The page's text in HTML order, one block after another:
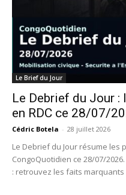
Le Brief du Jour
Le Debrief du Jour
en RDC ce 28/07/
Cédric Botela - 28 juillet 2026
Le Debrief du Jour résume
CongoQuotidien ce 28/07/
: retrouvez les faits marquants